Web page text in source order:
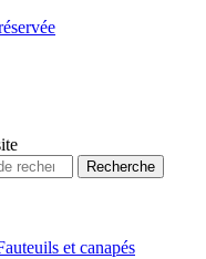
Recherche
et canapés